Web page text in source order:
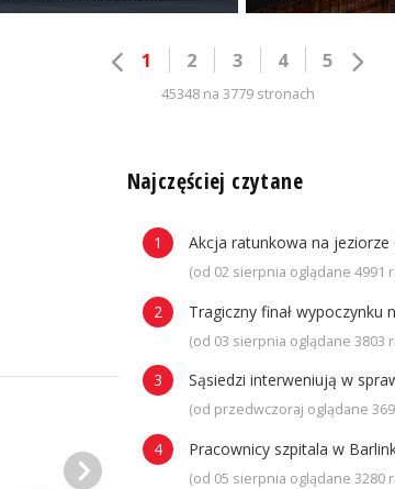
1 2 3 4 5
45348 na 3779 stronach
Najczęściej czytane
Akcja ratunkowa na jeziorze
(od 02 sierpnia oglądane 4991
Tragiczny finał wypoczynku
(od 03 sierpnia oglądane 3803
Sąsiedzi interweniują w
(od przedwczoraj oglądane
Pracownicy szpitala w
(od 05 sierpnia oglądane 3280